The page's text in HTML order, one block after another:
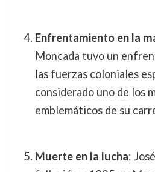
Enfrentamiento en la
Moncada tuvo un
las fuerzas coloniales
considerado uno de los
emblemáticos de su
Muerte en la lucha: